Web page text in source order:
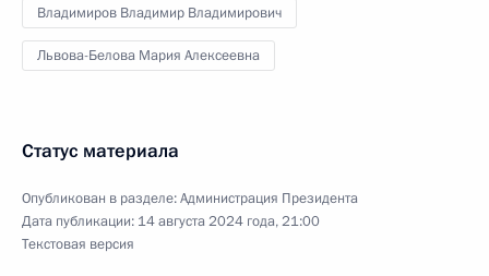
Владимиров Владимир Владимирович
Львова-Белова Мария Алексеевна
Статус материала
Опубликован в разделе:Администрация Президента
Дата публикации: 14 августа 2024 года, 21:00
Текстовая версия